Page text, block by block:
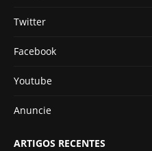
Twitter
Facebook
Youtube
Anuncie
ARTIGOS RECENTES